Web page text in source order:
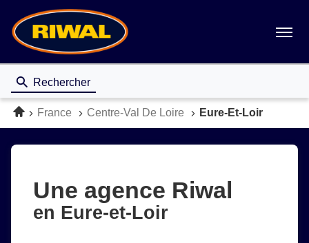
Menu
Rechercher
AccueilFrance Centre-Val De Loire Eure-Et-Loir
Une agence Riwal
en Eure-et-Loir